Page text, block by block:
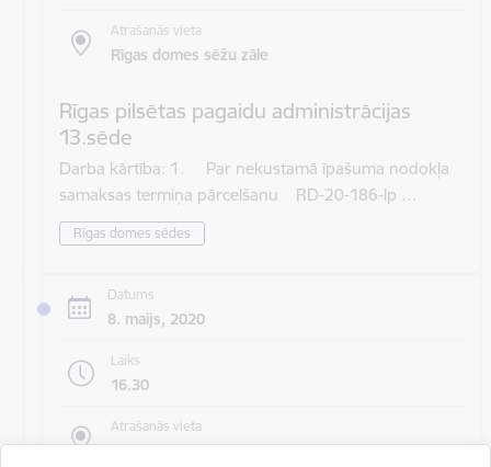
Atrašanās vieta
Rīgas domes sēžu zāle
Rīgas pilsētas pagaidu administrācijas
13.sēde
Darba kārtība: 1. Par nekustamā īpašuma nodokļa
samaksas termiņa pārcelšanu RD-20-186-lp …
Rīgas domes sēdes
Datums
8. maijs, 2020
Laiks
16.30
Atrašanās vieta
Rīgas domes sēžu zāle